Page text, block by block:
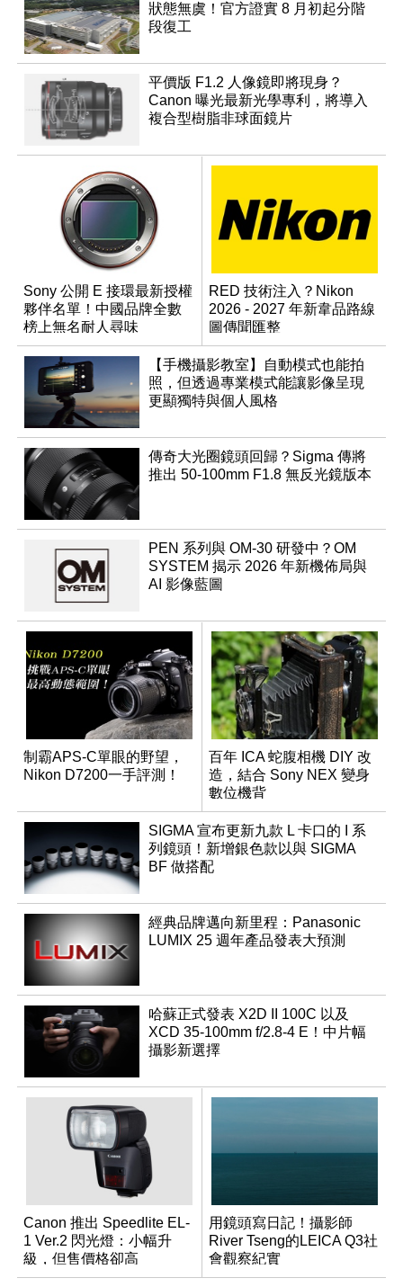
狀態無虞！官方證實 8 月初起分階
段復工
平價版 F1.2 人像鏡即將現身？
Canon 曝光最新光學專利，將導入
複合型樹脂非球面鏡片
Sony 公開 E 接環最新授權
夥伴名單！中國品牌全數
榜上無名耐人尋味
RED 技術注入？Nikon
2026 - 2027 年新韋品路線
圖傳聞匯整
【手機攝影教室】自動模式也能拍
照，但透過專業模式能讓影像呈現
更顯獨特與個人風格
傳奇大光圈鏡頭回歸？Sigma 傳將
推出 50-100mm F1.8 無反光鏡版本
PEN 系列與 OM-30 研發中？OM
SYSTEM 揭示 2026 年新機佈局與
AI 影像藍圖
制霸APS-C單眼的野望，
Nikon D7200一手評測！
百年 ICA 蛇腹相機 DIY 改
造，結合 Sony NEX 變身
數位機背
SIGMA 宣布更新九款 L 卡口的 I 系
列鏡頭！新增銀色款以與 SIGMA
BF 做搭配
經典品牌邁向新里程：Panasonic
LUMIX 25 週年產品發表大預測
哈蘇正式發表 X2D II 100C 以及
XCD 35-100mm f/2.8-4 E！中片幅
攝影新選擇
Canon 推出 Speedlite EL-
1 Ver.2 閃光燈：小幅升
級，但售價格卻高
用鏡頭寫日記！攝影師
River Tseng的LEICA Q3社
會觀察紀實